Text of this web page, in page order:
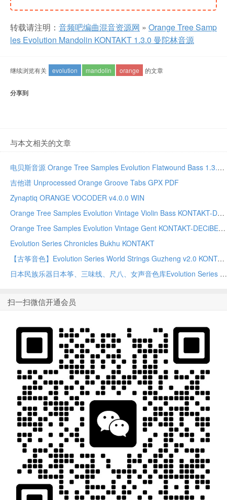
转载请注明： 音频吧编曲混音资源网 » Orange Tree Samp
les Evolution Mandolin KONTAKT 1.3.0 曼陀林音源
继续浏览有关 evolution mandolin orange 的文章
分享到
与本文相关的文章
电贝斯音源 Orange Tree Samples Evolution Flatwound Bass 1.3.0
吉他谱 Unprocessed Orange Groove Tabs GPX PDF
Zynaptiq ORANGE VOCODER v4.0.0 WIN
Orange Tree Samples Evolution Vintage Violin Bass KONTAKT-DECiBEL
Orange Tree Samples Evolution Vintage Gent KONTAKT-DECiBEL
Evolution Series Chronicles Bukhu KONTAKT
【古筝音色】Evolution Series World Strings Guzheng v2.0 KONTAKT
日本民族乐器日本筝、三味线、尺八、女声音色库Evolution Series Chronicles Miyabi v1.0.0
扫一扫微信开通会员